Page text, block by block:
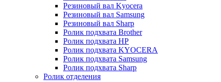
Резиновый вал Kyocera
Резиновый вал Samsung
Резиновый вал Sharp
Ролик подхвата Brother
Ролик подхвата HP
Ролик подхвата KYOCERA
Ролик подхвата Samsung
Ролик подхвата Sharp
Ролик отделения